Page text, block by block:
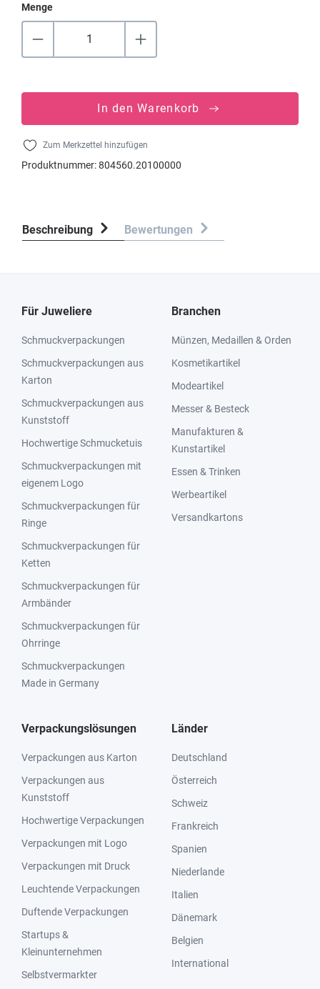
Menge
In den Warenkorb
Zum Merkzettel hinzufügen
Produktnummer:804560.20100000
Beschreibung Bewertungen
Für Juweliere
Schmuckverpackungen
Schmuckverpackungen aus
Karton
Schmuckverpackungen aus
Kunststoff
Hochwertige Schmucketuis
Schmuckverpackungen mit
eigenem Logo
Schmuckverpackungen für
Ringe
Schmuckverpackungen für
Ketten
Schmuckverpackungen für
Armbänder
Schmuckverpackungen für
Ohrringe
Schmuckverpackungen
Made in Germany
Branchen
Münzen, Medaillen & Orden
Kosmetikartikel
Modeartikel
Messer & Besteck
Manufakturen &
Kunstartikel
Essen & Trinken
Werbeartikel
Versandkartons
Verpackungslösungen
Verpackungen aus Karton
Verpackungen aus
Kunststoff
Hochwertige Verpackungen
Verpackungen mit Logo
Verpackungen mit Druck
Leuchtende Verpackungen
Duftende Verpackungen
Startups &
Kleinunternehmen
Selbstvermarkter
Länder
Deutschland
Österreich
Schweiz
Frankreich
Spanien
Niederlande
Italien
Dänemark
Belgien
International